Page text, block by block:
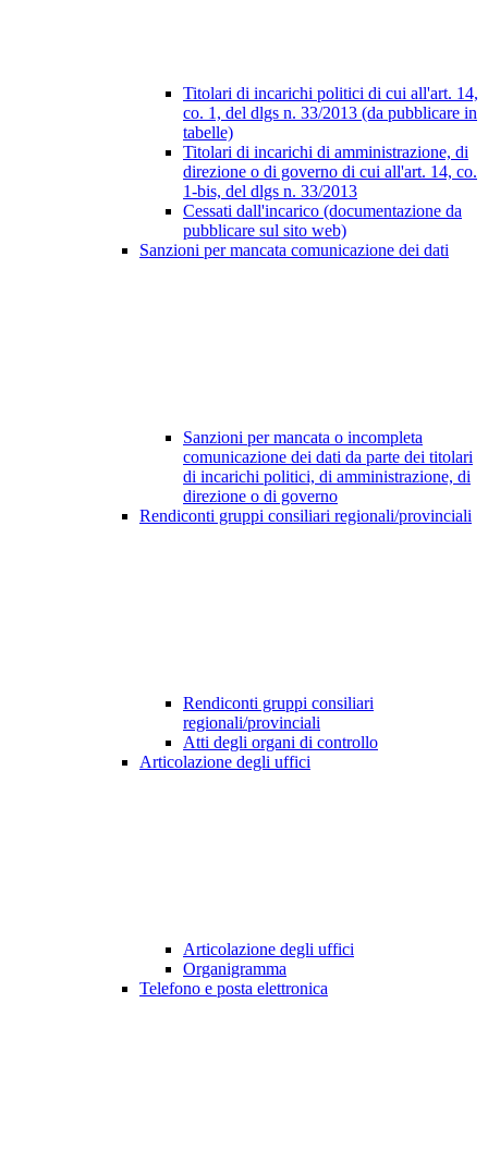
Titolari di incarichi politici di cui all'art. 14,
co. 1, del dlgs n. 33/2013 (da pubblicare in
tabelle)
Titolari di incarichi di amministrazione, di
direzione o di governo di cui all'art. 14, co.
1-bis, del dlgs n. 33/2013
Cessati dall'incarico (documentazione da
pubblicare sul sito web)
Sanzioni per mancata comunicazione dei dati
Sanzioni per mancata o incompleta
comunicazione dei dati da parte dei titolari
di incarichi politici, di amministrazione, di
direzione o di governo
Rendiconti gruppi consiliari regionali/provinciali
Rendiconti gruppi consiliari
regionali/provinciali
Atti degli organi di controllo
Articolazione degli uffici
Articolazione degli uffici
Organigramma
Telefono e posta elettronica